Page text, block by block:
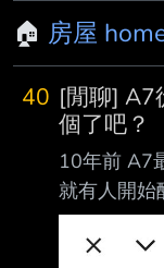
🏠 房屋
40 [閒聊] A7
個了吧？
10年前 A7
就有人開始
能 後來好
巴克 2020